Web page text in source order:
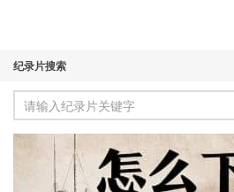
纪录片搜索